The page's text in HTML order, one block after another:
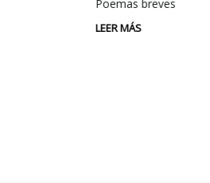
Poemas breves
LEER MÁS